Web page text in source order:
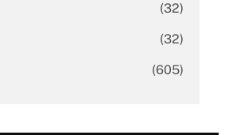
(32)
(32)
(605)